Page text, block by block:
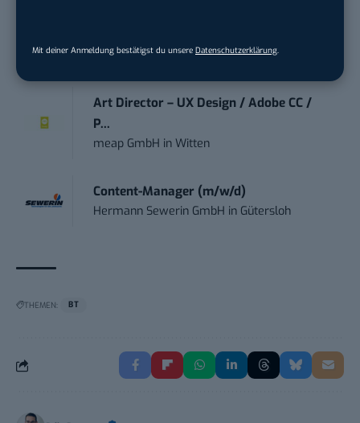
Mit deiner Anmeldung bestätigst du unsere Datenschutzerklärung.
OAS AGinBremen
Art Director – UX Design / Adobe CC /
P...
meap GmbH inWitten
Content-Manager (m/w/d)
Hermann Sewerin GmbH in Gütersloh
THEMEN: BT